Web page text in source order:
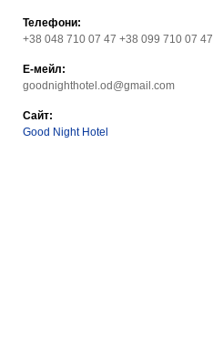
Телефони:
+38 048 710 07 47 +38 099 710 07 47
Е-мейл:
goodnighthotel.od@gmail.com
Сайт:
Good Night Hotel